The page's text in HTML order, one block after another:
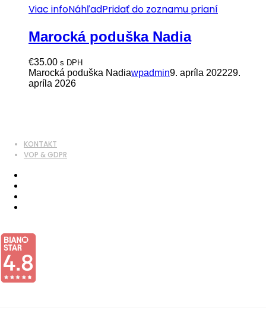
Viac infoNáhľadPridať do zoznamu prianí
Marocká poduška Nadia
€35.00 s DPH
Marocká poduška Nadiawpadmin9. apríla 202229.
apríla 2026
KONTAKT
VOP & GDPR